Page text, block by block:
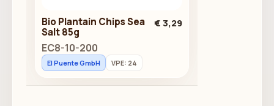
Bio Plantain Chips Sea
Salt 85g
EC8-10-200
€ 3,29
El Puente GmbH VPE: 24